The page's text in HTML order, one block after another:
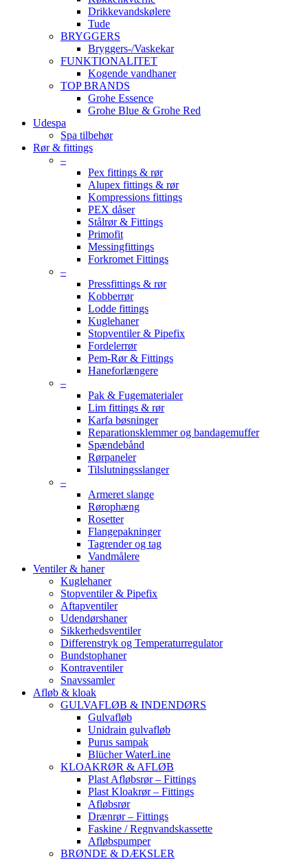
Drikkevandskølere
Tude
BRYGGERS
Bryggers-/Vaskekar
FUNKTIONALITET
Kogende vandhaner
TOP BRANDS
Grohe Essence
Grohe Blue & Grohe Red
Udespa
Spa tilbehør
Rør & fittings
–
Pex fittings & rør
Alupex fittings & rør
Kompressions fittings
PEX dåser
Stålrør & Fittings
Primofit
Messingfittings
Forkromet Fittings
–
Pressfittings & rør
Kobberrør
Lodde fittings
Kuglehaner
Stopventiler & Pipefix
Fordelerrør
Pem-Rør & Fittings
Haneforlængere
–
Pak & Fugematerialer
Lim fittings & rør
Karfa bøsninger
Reparationsklemmer og bandagemuffer
Spændebånd
Rørpaneler
Tilslutningsslanger
–
Armeret slange
Rørophæng
Rosetter
Flangepakninger
Tagrender og tag
Vandmålere
Ventiler & haner
Kuglehaner
Stopventiler & Pipefix
Aftapventiler
Udendørshaner
Sikkerhedsventiler
Differenstryk og Temperaturregulator
Bundstophaner
Kontraventiler
Snavssamler
Afløb & kloak
GULVAFLØB & INDENDØRS
Gulvafløb
Unidrain gulvafløb
Purus sampak
Blücher WaterLine
KLOAKRØR & AFLØB
Plast Afløbsrør – Fittings
Plast Kloakrør – Fittings
Afløbsrør
Drænrør – Fittings
Faskine / Regnvandskassette
Afløbspumper
BRØNDE & DÆKSLER